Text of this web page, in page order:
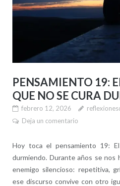
PENSAMIENTO 19:
QUE NO SE CURA
febrero 12, 2026
Deja un comentario
Hoy toca el pensamiento 19:
durmiendo. Durante años se nos
enemigo silencioso: repetitiva,
ese discurso convive con otro